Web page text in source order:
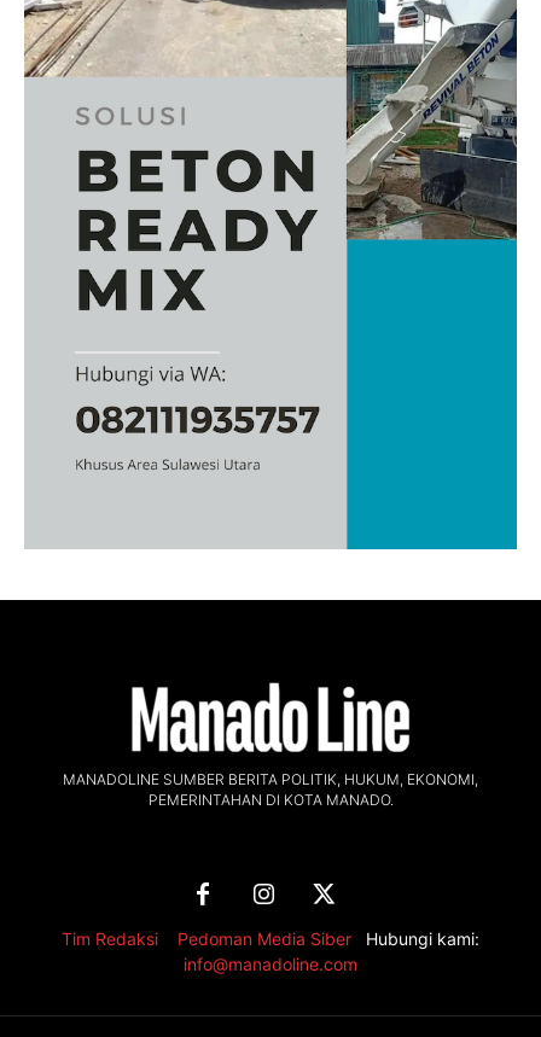
MANADOLINE SUMBER BERITA POLITIK, HUKUM, EKONOMI,
PEMERINTAHAN DI KOTA MANADO.
Tim Redaksi Pedoman Media Siber
Hubungi kami:
info@manadoline.com